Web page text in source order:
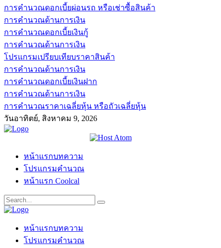
การคำนวณดอกเบี้ยผ่อนรถ หรือเช่าซื้อสินค้า
การคำนวณด้านการเงิน
การคำนวณดอกเบี้ยเงินกู้
การคำนวณด้านการเงิน
โปรแกรมเปรียบเทียบราคาสินค้า
การคำนวณด้านการเงิน
การคำนวณดอกเบี้ยเงินฝาก
การคำนวณด้านการเงิน
การคำนวณราคาเฉลี่ยหุ้น หรือถัวเฉลี่ยหุ้น
วันอาทิตย์, สิงหาคม 9, 2026
หน้าแรกบทความ
โปรแกรมคำนวณ
หน้าแรก Coolcal
หน้าแรกบทความ
โปรแกรมคำนวณ